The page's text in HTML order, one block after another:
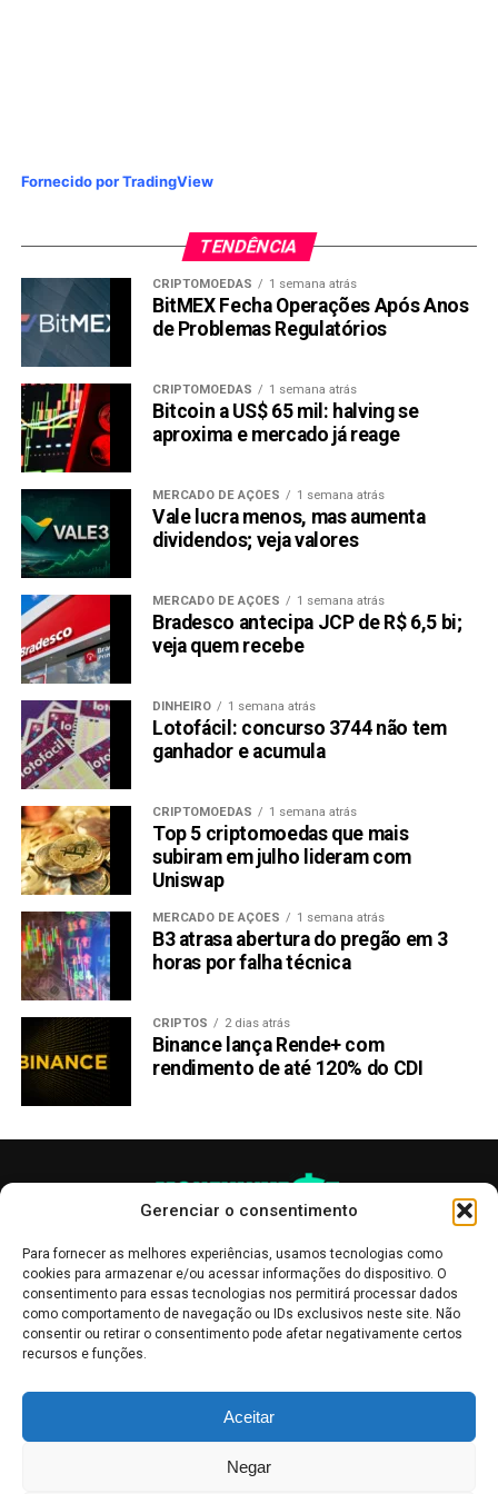
Gerenciar o consentimento
Para fornecer as melhores experiências, usamos tecnologias como
cookies para armazenar e/ou acessar informações do dispositivo. O
consentimento para essas tecnologias nos permitirá processar dados
como comportamento de navegação ou IDs exclusivos neste site. Não
consentir ou retirar o consentimento pode afetar negativamente certos
recursos e funções.
Aceitar
Negar
Fornecido por TradingView
TENDÊNCIA
CRIPTOMOEDAS 1 semana atrás
BitMEX Fecha Operações Após Anos
de Problemas Regulatórios
CRIPTOMOEDAS 1 semana atrás
Bitcoin a US$ 65 mil: halving se
aproxima e mercado já reage
MERCADO DE AÇÕES 1 semana atrás
Vale lucra menos, mas aumenta
dividendos; veja valores
MERCADO DE AÇÕES 1 semana atrás
Bradesco antecipa JCP de R$ 6,5 bi;
veja quem recebe
DINHEIRO 1 semana atrás
Lotofácil: concurso 3744 não tem
ganhador e acumula
CRIPTOMOEDAS 1 semana atrás
Top 5 criptomoedas que mais
subiram em julho lideram com
Uniswap
MERCADO DE AÇÕES 1 semana atrás
B3 atrasa abertura do pregão em 3
horas por falha técnica
CRIPTOS 2 dias atrás
Binance lança Rende+ com
rendimento de até 120% do CDI
informativo, servindo como boletins de divulgação, e não devem ser
interpretadas como recomendações de investimento.Leia mais
Bolsa de Valores